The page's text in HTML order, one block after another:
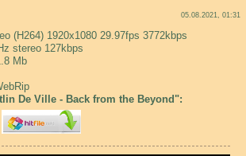
05.08.2021, 01:31
(H264) 1920x1080 29.97fps 3772kbps
stereo 127kbps
Mb
De Ville - Back from the Beyond":